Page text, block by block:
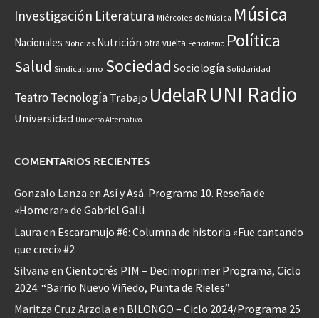
Investigación Literatura Miércoles de Música Música
Nacionales Noticias Nutrición otra vuelta Periodismo Política
Salud Sindicalismo Sociedad Sociología Solidaridad
Teatro Tecnología Trabajo UdelaRUNI Radio
Universidad Universo Alternativo
COMENTARIOS RECIENTES
Gonzalo Lanza en Así y Asá. Programa 10. Reseña de
«Homerar» de Gabriel Galli
Laura en Escaramujo #6: Columna de historia «Fue cantando
que crecí» #2
Silvana en Cientotrés PIM – Decimoprimer Programa, Ciclo
2024: “Barrio Nuevo Viñedo, Punta de Rieles”
Maritza Cruz Arzola en BILONGO – Ciclo 2024/Programa 25